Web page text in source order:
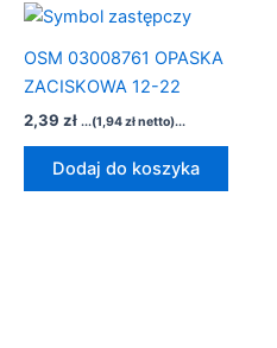
OSM 03008761 OPASKA
ZACISKOWA 12-22
2,39 zł ...(1,94złnetto)...
Dodaj do koszyka